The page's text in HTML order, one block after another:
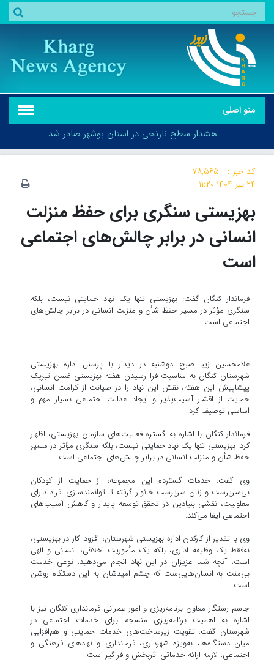
منو اصلی
هشدار سطح نارنجی در استان بوشهر صادر شد
هشدار سطح نارنجی در استان بوشهر صادر شد
کد خبر :
۷۸,۵۶۵
۲۴ تیر ۱۴۰۴
۱۱:۲۰
بهزیستی سنگری برای حفظ منزلت
انسانی در برابر چالش‌های اجتماعی
است
فرماندار کنگان گفت: بهزیستی تنها یک نهاد حمایتی نیست، بلکه
سنگری مؤثر در مسیر حفظ شأن و منزلت انسانی در برابر چالش‌های
اجتماعی است.
غلامحسین زیبا صبح دوشنبه در دیدار با پرسنل اداره بهزیستی
شهرستان کنگان به مناسبت فرا رسیدن هفته بهزیستی ضمن تبریک
پیشاپیش این هفته، نقش این نهاد را در صیانت از کرامت انسانی،
حمایت از اقشار آسیب‌پذیر و ایجاد عدالت اجتماعی بسیار مهم و
اساسی توصیف کرد.
فرماندار کنگان با اشاره به گستره فعالیت‌های سازمان بهزیستی، اظهار
کرد: بهزیستی تنها یک نهاد حمایتی نیست، بلکه سنگری مؤثر در مسیر
حفظ شأن و منزلت انسانی در برابر چالش‌های اجتماعی است.
وی گفت: خدمات گسترده این مجموعه، از حمایت از کودکان
بی‌سرپرست و زنان سرپرست خانوار گرفته تا توانمندسازی افراد دارای
معلولیت، نقشی بنیادین در تحقق توسعه پایدار و کاهش آسیب‌های
اجتماعی ایفا می‌کند.
وی با تقدیر از کارکنان اداره بهزیستی شهرستان، افزود: کار در بهزیستی،
نه‌فقط یک وظیفه اداری، بلکه یک مأموریت اخلاقی، انسانی و الهی
است، آنچه شما عزیزان در این نهاد انجام می‌دهید، نوعی خدمت
بی‌منت به انسان‌هایی‌ست که چشم امیدشان به این دستگاه روشن
است.
جاسم رستگار معاون برنامه‌ریزی و امور عمرانی فرمانداری کنگان نیز با
اشاره به اهمیت برنامه‌ریزی منسجم برای خدمات اجتماعی در
شهرستان گفت: تقویت زیرساخت‌های خدمات حمایتی و هم‌افزایی
میان دستگاه‌ها، به‌ویژه شهرداری، فرمانداری و نهادهای فرهنگی و
اجتماعی، لازمه ارائه خدماتی اثربخش و فراگیر است.